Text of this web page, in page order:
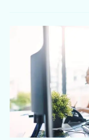
Bienestar
¡Para
ayer!
cuento